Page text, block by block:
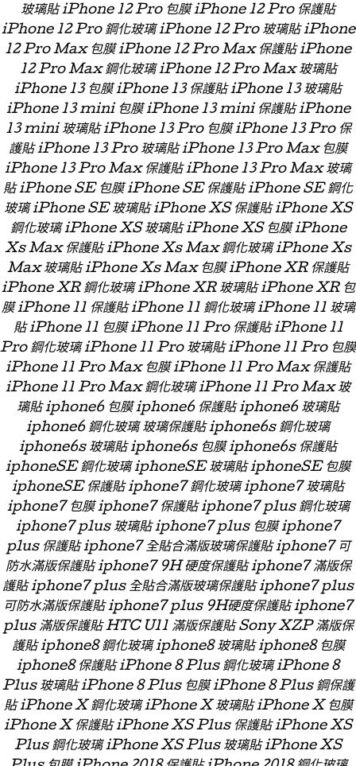
玻璃貼 iPhone 12 Pro 包膜 iPhone 12 Pro 保護貼
iPhone 12 Pro 鋼化玻璃 iPhone 12 Pro 玻璃貼 iPhone
12 Pro Max 包膜 iPhone 12 Pro Max 保護貼 iPhone
12 Pro Max 鋼化玻璃 iPhone 12 Pro Max 玻璃貼
iPhone 13 包膜 iPhone 13 保護貼 iPhone 13 玻璃貼
iPhone 13 mini 包膜 iPhone 13 mini 保護貼 iPhone
13 mini 玻璃貼 iPhone 13 Pro 包膜 iPhone 13 Pro 保
護貼 iPhone 13 Pro 玻璃貼 iPhone 13 Pro Max 包膜
iPhone 13 Pro Max 保護貼 iPhone 13 Pro Max 玻璃
貼 iPhone SE 包膜 iPhone SE 保護貼 iPhone SE 鋼化
玻璃 iPhone SE 玻璃貼 iPhone XS 保護貼 iPhone XS
鋼化玻璃 iPhone XS 玻璃貼 iPhone XS 包膜 iPhone
Xs Max 保護貼 iPhone Xs Max 鋼化玻璃 iPhone Xs
Max 玻璃貼 iPhone Xs Max 包膜 iPhone XR 保護貼
iPhone XR 鋼化玻璃 iPhone XR 玻璃貼 iPhone XR 包
膜 iPhone 11 保護貼 iPhone 11 鋼化玻璃 iPhone 11 玻璃
貼 iPhone 11 包膜 iPhone 11 Pro 保護貼 iPhone 11
Pro 鋼化玻璃 iPhone 11 Pro 玻璃貼 iPhone 11 Pro 包膜
iPhone 11 Pro Max 包膜 iPhone 11 Pro Max 保護貼
iPhone 11 Pro Max 鋼化玻璃 iPhone 11 Pro Max 玻
璃貼 iphone6 包膜 iphone6 保護貼 iphone6 玻璃貼
iphone6 鋼化玻璃 玻璃保護貼 iphone6s 鋼化玻璃
iphone6s 玻璃貼 iphone6s 包膜 iphone6s 保護貼
iphoneSE 鋼化玻璃 iphoneSE 玻璃貼 iphoneSE 包膜
iphoneSE 保護貼 iphone7 鋼化玻璃 iphone7 玻璃貼
iphone7 包膜 iphone7 保護貼 iphone7 plus 鋼化玻璃
iphone7 plus 玻璃貼 iphone7 plus 包膜 iphone7
plus 保護貼 iphone7 全貼合滿版玻璃保護貼 iphone7 可
防水滿版保護貼 iphone7 9H 硬度保護貼 iphone7 滿版保
護貼 iphone7 plus 全貼合滿版玻璃保護貼 iphone7 plus
可防水滿版保護貼 iphone7 plus 9H硬度保護貼 iphone7
plus 滿版保護貼 HTC U11 滿版保護貼 Sony XZP 滿版保
護貼 iphone8 鋼化玻璃 iphone8 玻璃貼 iphone8 包膜
iphone8 保護貼 iPhone 8 Plus 鋼化玻璃 iPhone 8
Plus 玻璃貼 iPhone 8 Plus 包膜 iPhone 8 Plus 鋼保護
貼 iPhone X 鋼化玻璃 iPhone X 玻璃貼 iPhone X 包膜
iPhone X 保護貼 iPhone XS Plus 保護貼 iPhone XS
Plus 鋼化玻璃 iPhone XS Plus 玻璃貼 iPhone XS